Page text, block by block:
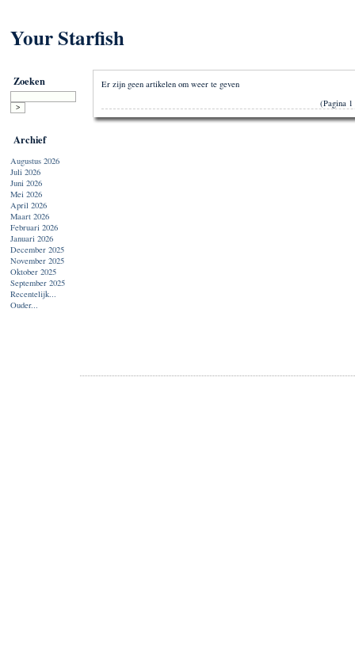
Your Starfish
Zoeken
Archief
Augustus 2026
Juli 2026
Juni 2026
Mei 2026
April 2026
Maart 2026
Februari 2026
Januari 2026
December 2025
November 2025
Oktober 2025
September 2025
Recentelijk...
Ouder...
Er zijn geen artikelen om weer te geven
(Pagina